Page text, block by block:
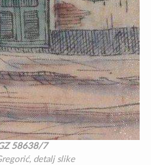
58638/7
detalj slike